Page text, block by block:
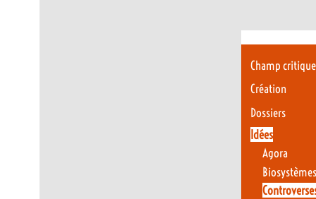
Champ critique
Création
Dossiers
Idées
Agora